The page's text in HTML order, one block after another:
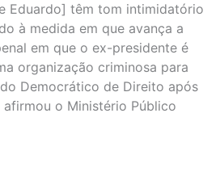
Eduardo] têm tom intimidatório
à medida em que avança a
em que o ex-presidente é
organização criminosa para
Democrático de Direito após
afirmou o Ministério Público